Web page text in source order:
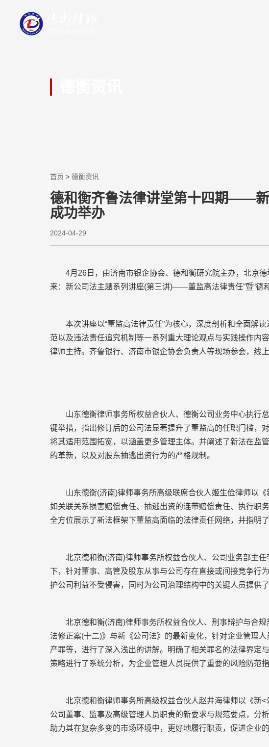
首页 > 德衡资讯
德和衡齐鲁法律讲堂第十四期——
成功举办
2024-04-29
4月26日，由济南市银企协会、德和衡研究院主办，北京德
来：新公司法主题系列讲座(第三讲)——董监高法律责任”暨“德
本次讲座以“董监高法律责任”为核心，深度剖析和全面解读
范以及违法责任追究机制等一系列重大理论观点与实践操作内
律师主持。齐鲁银行、济南市银企协会负责人等现场参会，线上
山东德衡律师事务所权益合伙人、德衡公司业务中心执行总
键举措，指出修订后的公司法显著提升了董监高的任职门槛，
将其适用范围拓宽，以涵盖更多管理主体。并阐述了新法在监
的革新，以及对股东抽逃出资行为的严格规制。
山东德衡(济南)律师事务所高级联席合伙人姬生俭律师以《
如关联关系损害赔偿责任、抽逃出资的连带赔偿责任、执行职
全方位展示了新法框架下董监高面临的法律责任网络，并指明
北京德和衡(济南)律师事务所权益合伙人、公司业务部主任
下，针对董事、高管及股东从事与公司存在直接或间接竞争行
护公司利益不受侵害，同时为公司治理结构中的关键人员提供
北京德和衡(济南)律师事务所权益合伙人、刑事辩护与合规
法修正案(十二)》与新《公司法》的最新变化，针对企业管理
产罪等，进行了深入浅出的讲解。明确了相关罪名的法律界定
策略进行了系统分析，为企业管理人员提供了重要的风险防范指
北京德和衡律师事务所高级权益合伙人赵井海律师以《新<
公司董事、监事及高级管理人员职责的新要求与规范要点，分
助力其在复杂多变的市场环境中，更好地履行职责，促进企业